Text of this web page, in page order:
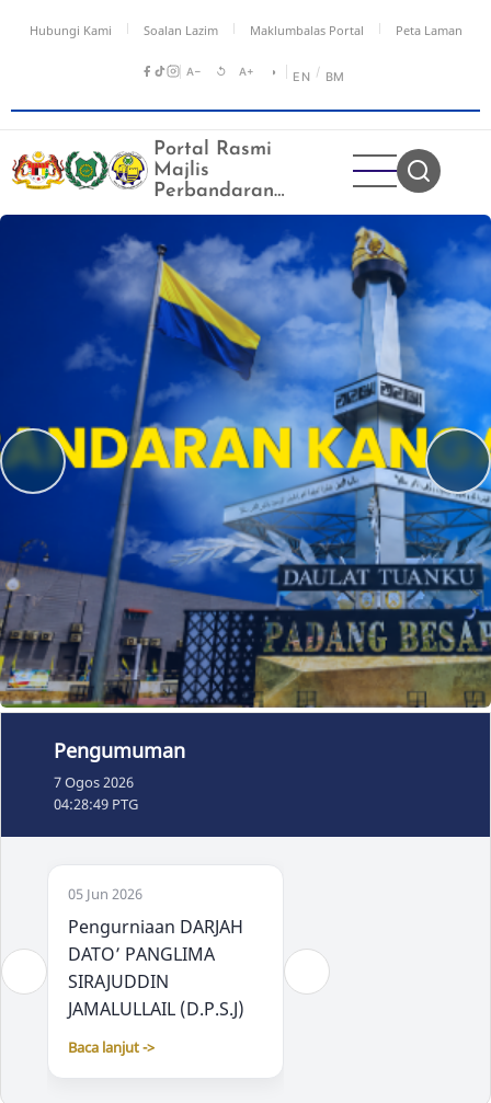
Hubungi Kami Soalan Lazim Maklumbalas Portal Peta Laman
A− ↺ A+ ◑ EN / BM
Portal Rasmi
Majlis
Perbandaran
Kangar
Pengumuman
7 Ogos 2026
04:28:50 PTG
05 Jun 2026
Pengurniaan DARJAH
DATO’ PANGLIMA
SIRAJUDDIN
JAMALULLAIL (D.P.S.J)
Baca lanjut ->
APLIKASI MOBIL
PBTCARE